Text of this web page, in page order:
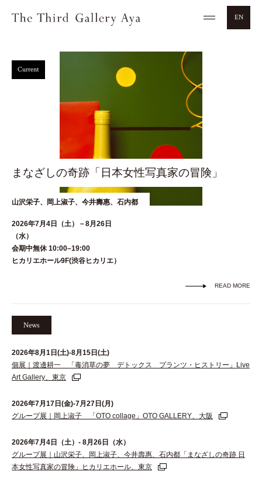
EN
まなざしの奇跡「日本女性写真家の冒険」
山沢栄子、岡上淑子、今井壽惠、石内都
Current
2026年7月4日（土）－8月26日
（水
会期中無休 10:00–19:00
ヒカリエホール9F(渋谷ヒカリエ）
READ MORE
News
2026年8月1日(土)-8月15日(土)
個展｜渡邊耕一 「毒消草の夢 デトックス プランツ・ヒストリー」Live
Art Gallery、東京
2026年7月17日(金)-7月27日(月)
グループ展｜岡上淑子 「OTO collage」OTO GALLERY、大阪
2026年7月4日（土）- 8月26日（水）
グループ展｜山沢栄子、岡上淑子、今井壽惠、石内都「まなざしの奇跡 日
本女性写真家の冒険」ヒカリエホール、東京